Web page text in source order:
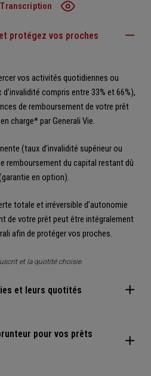
immobilier
profitez-en !
en changeant d'assurance
: c'est sans frais de
tout !
emprunteur souscrit,
votre habitation, votre famille,
à caractère
de garantie, reportez-vous
et particulières du contrat.
protégez vos proches
vos activités quotidiennes ou
compris entre 33% et 66%),
de remboursement de votre prêt
charge* par Generali Vie.
(taux d’invalidité supérieur ou
remboursement du capital restant dû
en option).
totale et irréversible d’autonomie
de votre prêt peut être intégralement
afin de protéger vos proches.
et la quotité choisie.
et leurs quotités
quotités pour les garanties
pour vos prêts